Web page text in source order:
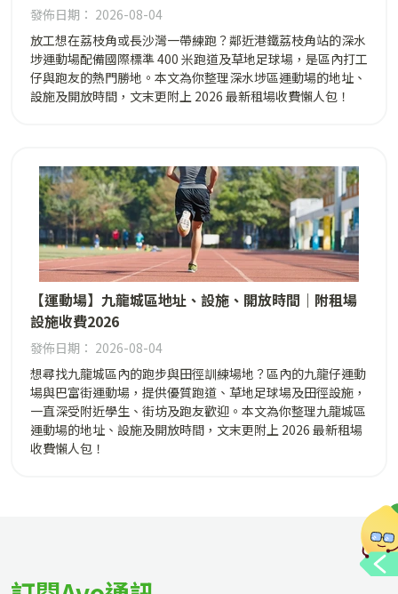
發佈日期： 2026-08-04
放工想在荔枝角或長沙灣一帶練跑？鄰近港鐵荔枝角站的深水
埗運動場配備國際標準 400 米跑道及草地足球場，是區內打工
仔與跑友的熱門勝地。本文為你整理深水埗區運動場的地址、
設施及開放時間，文末更附上 2026 最新租場收費懶人包！
【運動場】九龍城區地址、設施、開放時間｜附租場
設施收費2026
發佈日期： 2026-08-04
想尋找九龍城區內的跑步與田徑訓練場地？區內的九龍仔運動
場與巴富街運動場，提供優質跑道、草地足球場及田徑設施，
一直深受附近學生、街坊及跑友歡迎。本文為你整理九龍城區
運動場的地址、設施及開放時間，文末更附上 2026 最新租場
收費懶人包！